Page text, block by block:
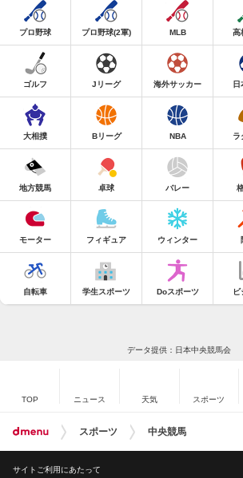
プロ野球 プロ野球(2軍) MLB 高
ゴルフ Jリーグ 海外サッカー 日
大相撲 Bリーグ NBA ラ
地方競馬 卓球 バレー
モーター フィギュア ウィンター
自転車 学生スポーツ Doスポーツ ビ
データ提供：日本中央競馬会
TOP ニュース 天気 スポーツ
スポーツ 中央競馬
サイトご利用にあたって